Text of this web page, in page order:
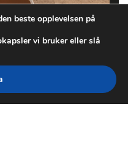
beste opplevelsen på
vi bruker eller slå